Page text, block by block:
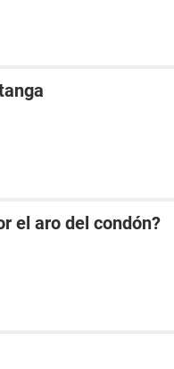
el aro del condón?